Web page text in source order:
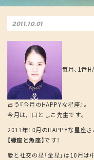
2011.10.01
毎月、1番
占う『今月のHAPPYな星座』。
今月は川口としこ先生です。
2011年10月のHAPPYな星座さ
【蠍座と魚座】です！
愛と社交の星「金星」は10月